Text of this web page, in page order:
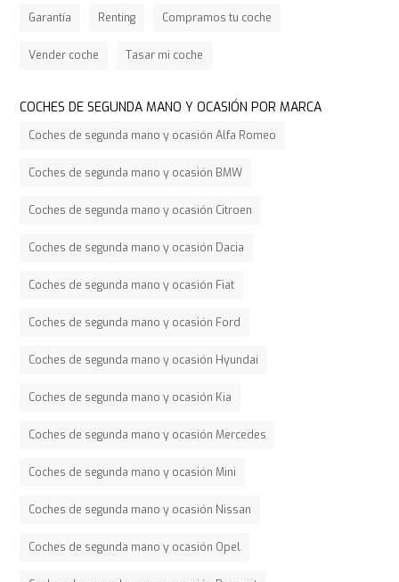
Garantía Renting Compramos tu coche
Vender coche Tasar mi coche
COCHES DE SEGUNDA MANO Y OCASIÓN POR MARCA
Coches de segunda mano y ocasión Alfa Romeo
Coches de segunda mano y ocasión BMW
Coches de segunda mano y ocasión Citroen
Coches de segunda mano y ocasión Dacia
Coches de segunda mano y ocasión Fiat
Coches de segunda mano y ocasión Ford
Coches de segunda mano y ocasión Hyundai
Coches de segunda mano y ocasión Kia
Coches de segunda mano y ocasión Mercedes
Coches de segunda mano y ocasión Mini
Coches de segunda mano y ocasión Nissan
Coches de segunda mano y ocasión Opel